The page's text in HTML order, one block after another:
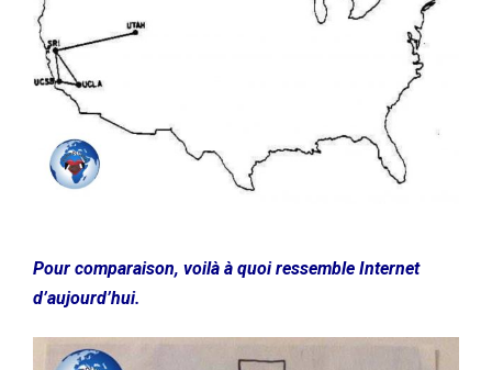
Pour comparaison, voilà à quoi ressemble Internet
d’aujourd’hui.